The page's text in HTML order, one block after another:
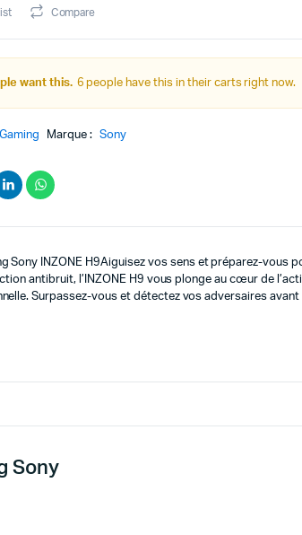
était :
3799د.م..
est :
3499د.م..
Compare
want this. 6 people have this in their carts right now.
Marque : Sony
Sony INZONE H9Aiguisez vos sens et préparez-vous
antibruit, l’INZONE H9 vous plonge au cœur de
Surpassez-vous et détectez vos adversaires avant
Sony